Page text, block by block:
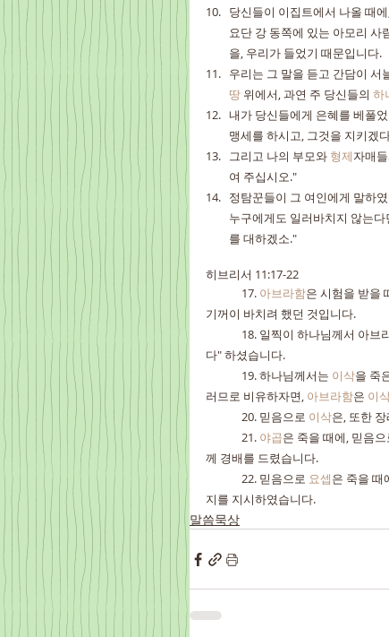
당신들이 이집트에서 나올 때
요단 강 동쪽에 있는 아모리 사
을, 우리가 들었기 때문입니다.
우리는 그 말을 듣고 간담이 서
땅 위에서, 과연 주 당신들의 하
내가 당신들에게 은혜를 베풀
맹세를 하시고, 그것을 지키겠
그리고 나의 부모와 형제자매
여 주십시오."
정탐꾼들이 그 여인에게 말하
누구에게도 일러바치지 않는
를 대하겠소."
히브리서 11:17-22
	17.
아브라함은 시험을 받을
기꺼이 바치려 했던 것입니다.
18. 일찍이 하나님께서 아
다" 하셨습니다.
	19. 하나님께서는
이삭을 죽
러므로 비유하자면, 아브라함은 이
	20. 믿음으로
이삭은, 또한
	21.
야곱은 죽을 때에, 믿음으
께 경배를 드렸습니다.
	22. 믿음으로
요셉은 죽을 때
지를 지시하였습니다.
말씀묵상